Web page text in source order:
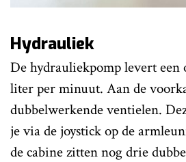
Hydrauliek
De hydrauliekpomp levert een
liter per minuut. Aan de
dubbelwerkende ventielen.
je via de joystick op de
de cabine zitten nog drie